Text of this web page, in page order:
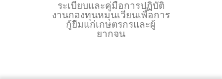
ระเบียบและคู่มือการปฏิบัติ
งานกองทุนหมุนเวียนเพื่อการ
กู้ยืมแก่เกษตรกรและผู้
ยากจน